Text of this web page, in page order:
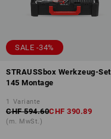
SALE -34%
STRAUSSbox Werkzeug-Set
145 Montage
1 Variante
CHF 594.60CHF 390.89
(m. MwSt.)